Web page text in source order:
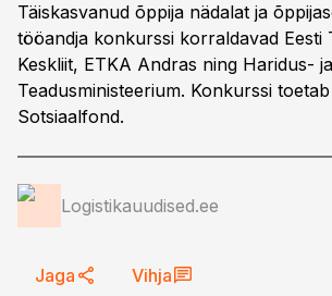
Täiskasvanud õppija nädalat ja
tööandja konkurssi korraldavad Eesti
Keskliit, ETKA Andras ning Haridus- ja
Teadusministeerium. Konkurssi
Sotsiaalfond.
Logistikauudised.ee
Jaga Vihja